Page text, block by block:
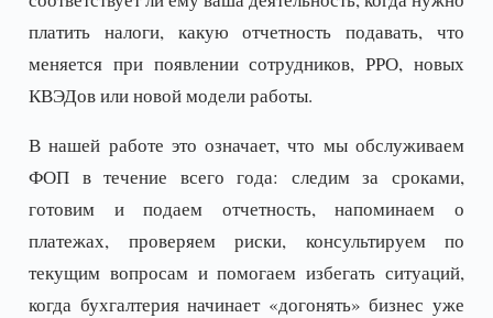
платить налоги, какую отчетность подавать, что
меняется при появлении сотрудников, РРО, новых
КВЭДов или новой модели работы.
В нашей работе это означает, что мы обслуживаем
ФОП в течение всего года: следим за сроками,
готовим и подаем отчетность, напоминаем о
платежах, проверяем риски, консультируем по
текущим вопросам и помогаем избегать ситуаций,
когда бухгалтерия начинает «догонять» бизнес уже